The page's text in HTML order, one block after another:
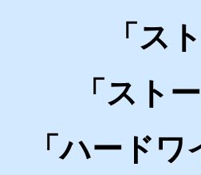
「ス
「スト
「ハード